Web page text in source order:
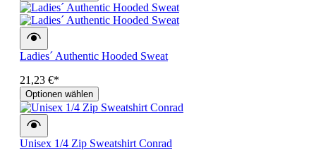
Ladies´ Authentic Hooded Sweat
21,23 €*
Optionen wählen
Unisex 1/4 Zip Sweatshirt Conrad